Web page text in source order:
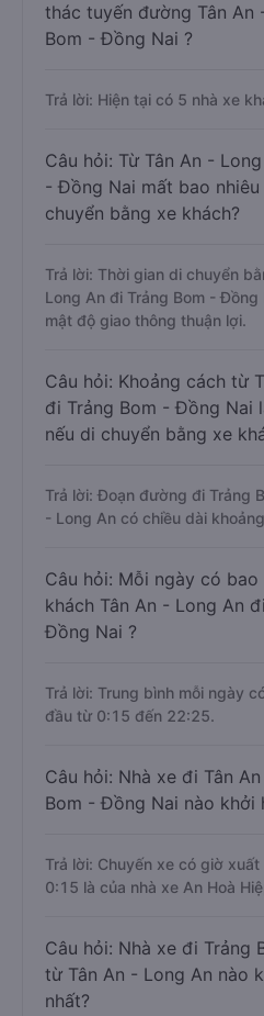
thác tuyến đường Tân An
Bom - Đồng Nai ?
Trả lời: Hiện tại có 5 nhà xe
Câu hỏi: Từ Tân An -
- Đồng Nai mất bao
chuyển bằng xe khách?
Trả lời: Thời gian di chuyển
Long An đi Trảng Bom -
mật độ giao thông thuận lợi.
Câu hỏi: Khoảng cách từ
đi Trảng Bom - Đồng Nai
nếu di chuyển bằng xe
Trả lời: Đoạn đường đi Trảng
- Long An có chiều dài
Câu hỏi: Mỗi ngày có bao
khách Tân An - Long An
Đồng Nai ?
Trả lời: Trung bình mỗi ngày
đầu từ 0:15 đến 22:25.
Câu hỏi: Nhà xe đi Tân
Bom - Đồng Nai nào khởi
Trả lời: Chuyến xe có giờ
0:15 là của nhà xe An Hoà
Câu hỏi: Nhà xe đi Trảng
từ Tân An - Long An nào
nhất?